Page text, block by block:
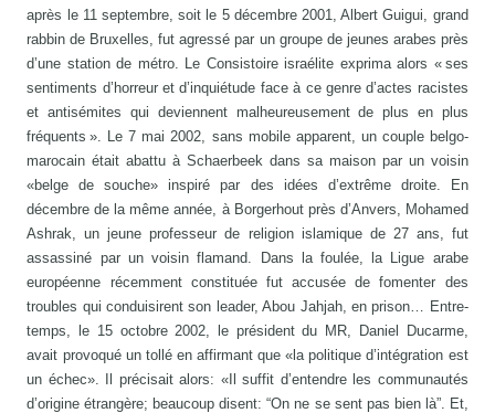
après le 11 septembre, soit le 5 décembre 2001, Albert Guigui, grand
rabbin de Bruxelles, fut agressé par un groupe de jeunes arabes près
d’une station de métro. Le Consistoire israélite exprima alors « ses
sentiments d’horreur et d’inquiétude face à ce genre d’actes racistes
et antisémites qui deviennent malheureusement de plus en plus
fréquents ». Le 7 mai 2002, sans mobile apparent, un couple belgo-
marocain était abattu à Schaerbeek dans sa maison par un voisin
«belge de souche» inspiré par des idées d’extrême droite. En
décembre de la même année, à Borgerhout près d’Anvers, Mohamed
Ashrak, un jeune professeur de religion islamique de 27 ans, fut
assassiné par un voisin flamand. Dans la foulée, la Ligue arabe
européenne récemment constituée fut accusée de fomenter des
troubles qui conduisirent son leader, Abou Jahjah, en prison… Entre-
temps, le 15 octobre 2002, le président du MR, Daniel Ducarme,
avait provoqué un tollé en affirmant que «la politique d’intégration est
un échec». Il précisait alors: «Il suffit d’entendre les communautés
d’origine étrangère; beaucoup disent: “On ne se sent pas bien là”. Et,